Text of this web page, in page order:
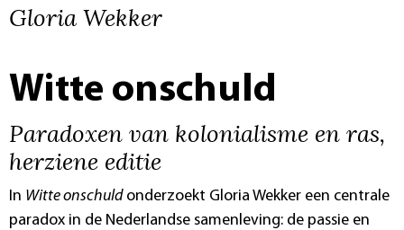
Gloria Wekker
Witte onschuld
Paradoxen van kolonialisme en ras,
herziene editie
In Witte onschuldonderzoekt Gloria Wekker een centrale
paradox in de Nederlandse samenleving: de passie en